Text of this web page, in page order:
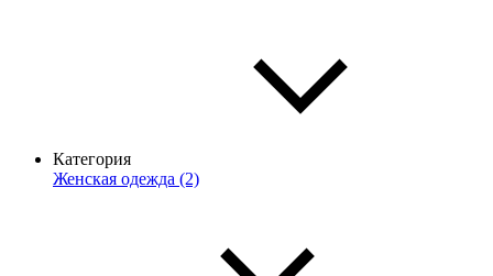
Категория
Женская одежда (2)